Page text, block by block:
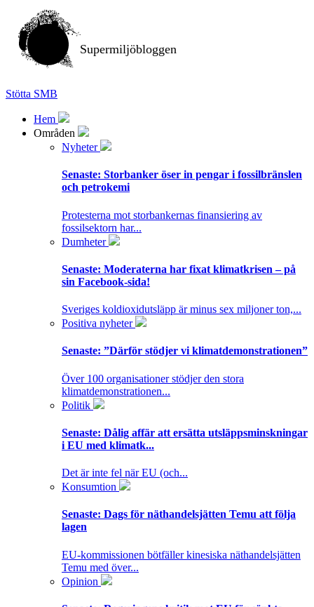
Supermiljöbloggen
Stötta SMB
Hem
Områden
Nyheter
Senaste: Storbanker öser in pengar i fossilbränslen
och petrokemi
Protesterna mot storbankernas finansiering av
fossilsektorn har...
Dumheter
Senaste: Moderaterna har fixat klimatkrisen – på
sin Facebook-sida!
Sveriges koldioxidutsläpp är minus sex miljoner ton,...
Positiva nyheter
Senaste: ”Därför stödjer vi klimatdemonstrationen”
Över 100 organisationer stödjer den stora
klimatdemonstrationen...
Politik
Senaste: Dålig affär att ersätta utsläppsminskningar
i EU med klimatk...
Det är inte fel när EU (och...
Konsumtion
Senaste: Dags för näthandelsjätten Temu att följa
lagen
EU-kommissionen bötfäller kinesiska näthandelsjätten
Temu med över...
Opinion